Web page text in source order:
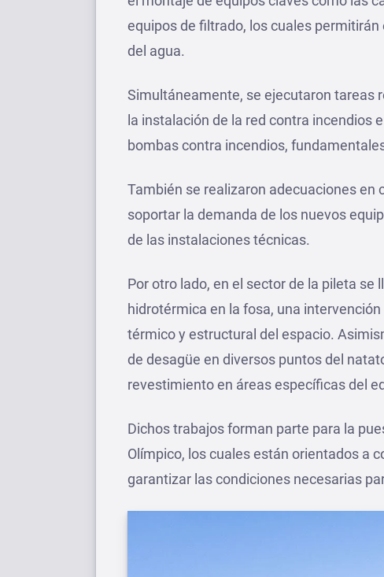
equipos de filtrado, los cuales
del agua.
Simultáneamente, se ejecutaron tareas
la instalación de la red contra incendios
bombas contra incendios,
También se realizaron adecuaciones en
soportar la demanda de los nuevos
de las instalaciones técnicas.
Por otro lado, en el sector de la pileta se
hidrotérmica en la fosa, una
térmico y estructural del espacio.
de desagüe en diversos puntos del
revestimiento en áreas específicas del
Dichos trabajos forman parte para la
Olímpico, los cuales están orientados a
garantizar las condiciones necesarias